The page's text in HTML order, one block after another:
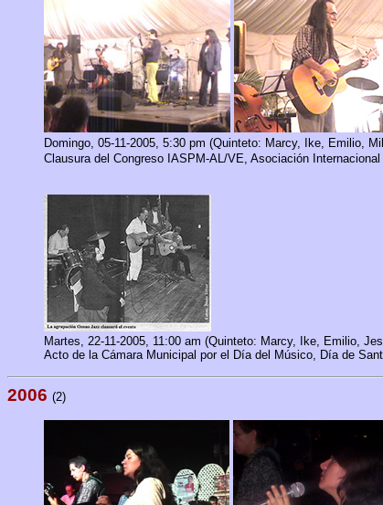
Domingo, 05-11-2005, 5:30 pm (Quinteto: Marcy, Ike, Emilio,
Clausura del Congreso IASPM-AL/VE, Asociación
Martes, 22-11-2005, 11:00 am (Quinteto: Marcy, Ike, Emilio,
Acto de la Cámara Municipal por el Día del Músico, Día de
2006 (2)